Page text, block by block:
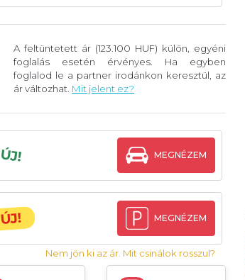
A feltüntetett ár (123.100 HUF) külön, egyéni
foglalás esetén érvényes. Ha egyben
foglalod le a partner irodánkon keresztül, az
ár változhat. Mit jelent ez?
ÚJ! MEGNÉZEM
ÚJ! MEGNÉZEM
Nem jön ki az ár. Mit csinálok rosszul?